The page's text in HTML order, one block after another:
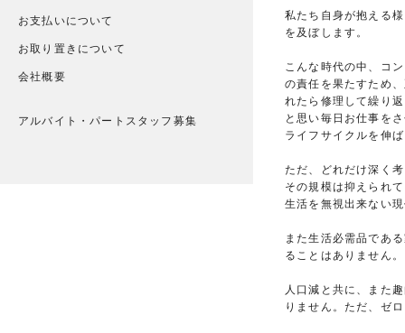
私たち自身が抱える
を及ぼします。
こんな時代の中、コ
の責任を果たすため
れたら修理して繰り
と思い毎日お仕事を
ライフサイクルを伸
ただ、どれだけ深く
その規模は抑えられ
生活を無視出来ない
また生活必需品であ
ることはありません。
人口減と共に、また
りません。ただ、ゼ
お支払いについて
お取り置きについて
会社概要
アルバイト・パートスタッフ募集